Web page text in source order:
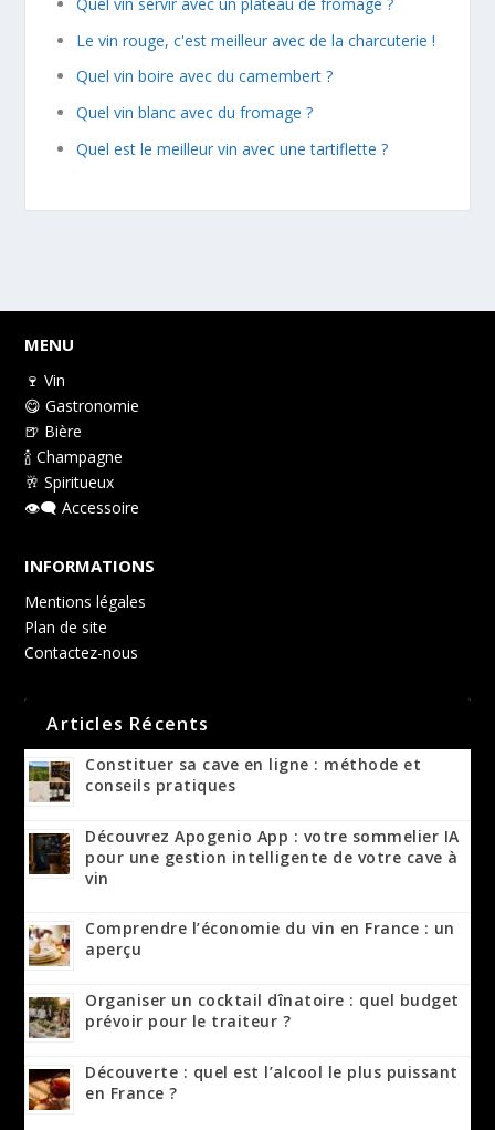
Le vin rouge, c'est meilleur avec de la charcuterie !
Quel vin boire avec du camembert ?
Quel vin blanc avec du fromage ?
Quel est le meilleur vin avec une tartiflette ?
MENU
🍷 Vin
😋 Gastronomie
🍺 Bière
🍾 Champagne
🥂 Spiritueux
👁️‍🗨️ Accessoire
INFORMATIONS
Mentions légales
Plan de site
Contactez-nous
Articles Récents
Constituer sa cave en ligne : méthode et
conseils pratiques
Découvrez Apogenio App : votre sommelier IA
pour une gestion intelligente de votre cave à
vin
Comprendre l’économie du vin en France : un
aperçu
Organiser un cocktail dînatoire : quel budget
prévoir pour le traiteur ?
Découverte : quel est l’alcool le plus puissant
en France ?